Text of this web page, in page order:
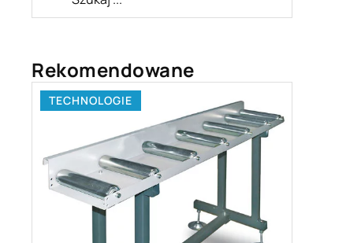
Rekomendowane
ZAINTERESOWANIA